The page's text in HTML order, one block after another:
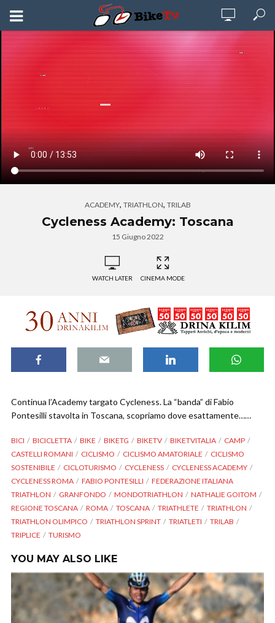
ACADEMY, TRIATHLON, TRILAB
Cycleness Academy: Toscana
15 Giugno 2022
WATCH LATER CINEMA MODE
Continua l’Academy targato Cycleness. La “banda” di Fabio
Pontesilli stavolta in Toscana, scopriamo dove esattamente……
BICI BICICLETTA BIKE BIKETG BIKETV BIKETVITALIA
CAMP
CASTELLI ROMANI
CICLISMO CICLISMO AMATORIALE
CICLISMO
SOSTENIBILE
CICLOTURISMO CYCLENESS
CYCLENESS ACADEMY
CYCLENESS ROMA
FABIO PONTESILLI
FEDERAZIONE ITALIANA
TRIATHLON
GRANFONDO MONDOTRIATHLON
NATHALIE GOITOM
REGIONE TOSCANA
ROMA TOSCANA TRIATHLETE
TRIATHLON
TRIATHLON OLIMPICO
TRIATHLON SPRINT TRIATLETI
TRILAB
TRIPLICE
TURISMO
YOU MAY ALSO LIKE